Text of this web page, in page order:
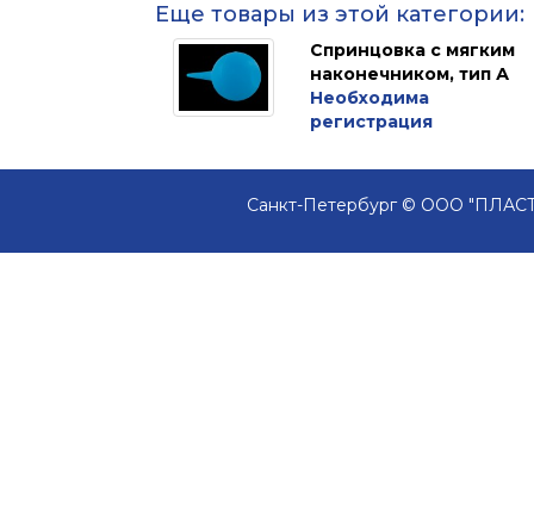
Еще товары из этой категории:
Спринцовка с мягким
наконечником, тип А
Необходима
регистрация
Санкт-Петербург © ООО